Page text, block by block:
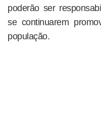
poderão ser
se continuarem
população.